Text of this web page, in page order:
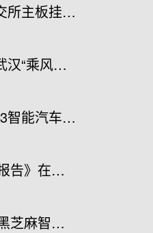
黑芝麻智能成功于港交所主板挂牌上市！
黑芝麻智能受邀参与武汉“乘风芯计划”，助力东风谋“国芯”
BEST TECH Day 2023智能汽车高峰论坛——安谋科技：赋能创新，共赢智能汽车新时代
《2026自动驾驶生态报告》在京发布，黑芝麻智能助力行业“进击-进阶-进化”
2025上海车展开幕，黑芝麻智能全系“芯”产品及应用亮相